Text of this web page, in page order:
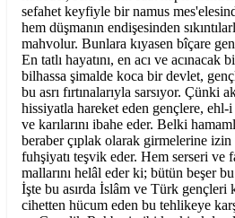
sefahet keyfiyle bir namus
hem düşmanın endişesinden
mahvolur. Bunlara kıyasen bîçare
En tatlı hayatını, en acı ve
bilhassa şimalde koca bir devlet,
bu asrı fırtınalarıyla sarsıyor. Çünki
hissiyatla hareket eden gençlere, ehl-i
ve karılarını ibahe eder. Belki
beraber çıplak olarak girmelerine
fuhşiyatı teşvik eder. Hem serseri ve
mallarını helâl eder ki; bütün beşer
İşte bu asırda İslâm ve Türk gençleri
cihetten hücum eden bu tehlikeye